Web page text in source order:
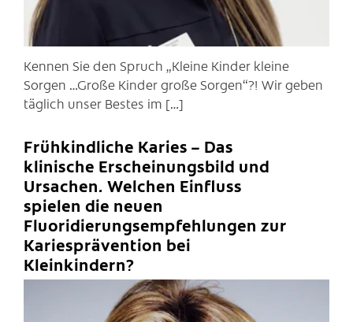
Kennen Sie den Spruch „Kleine Kinder kleine
Sorgen …Große Kinder große Sorgen“?! Wir geben
täglich unser Bestes im […]
Frühkindliche Karies – Das
klinische Erscheinungsbild und
Ursachen. Welchen Einfluss
spielen die neuen
Fluoridierungsempfehlungen zur
Kariesprävention bei
Kleinkindern?